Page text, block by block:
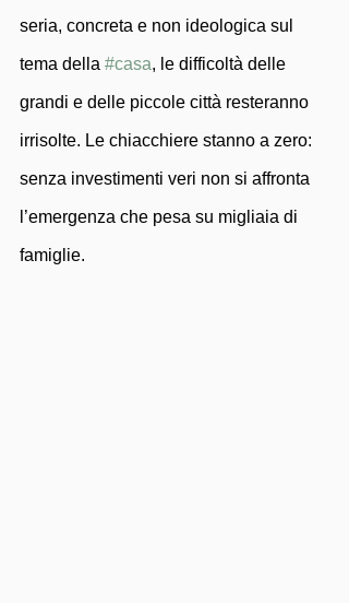
seria, concreta e non ideologica sul
tema della #casa, le difficoltà delle
grandi e delle piccole città resteranno
irrisolte. Le chiacchiere stanno a zero:
senza investimenti veri non si affronta
l’emergenza che pesa su migliaia di
famiglie.